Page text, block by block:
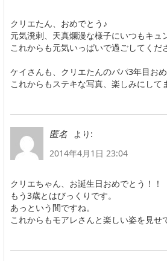
クリエたん、おめでとう♪
元気溌剌、天真爛漫な様子にいつもキュ
これからも元気いっぱいで過ごしてく
ケイさんも、クリエたんのパパ3年目お
これからもステキな写真、楽しみにし
匿名
より:
2014年4月1日 23:04
クリエちゃん、お誕生日おめでとう！！
もう3歳とはびっくりです。
あっという間ですね。
これからもモアレさんと楽しい姿を見せ